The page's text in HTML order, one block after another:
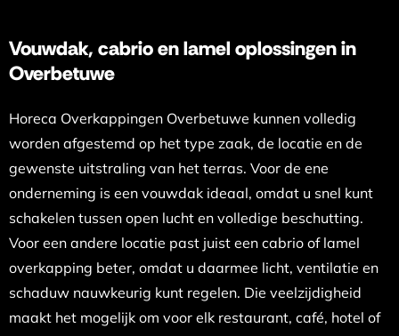
Vouwdak, cabrio en lamel oplossingen in
Overbetuwe
Horeca Overkappingen Overbetuwe kunnen volledig
worden afgestemd op het type zaak, de locatie en de
gewenste uitstraling van het terras. Voor de ene
onderneming is een vouwdak ideaal, omdat u snel kunt
schakelen tussen open lucht en volledige beschutting.
Voor een andere locatie past juist een cabrio of lamel
overkapping beter, omdat u daarmee licht, ventilatie en
schaduw nauwkeurig kunt regelen. Die veelzijdigheid
maakt het mogelijk om voor elk restaurant, café, hotel of